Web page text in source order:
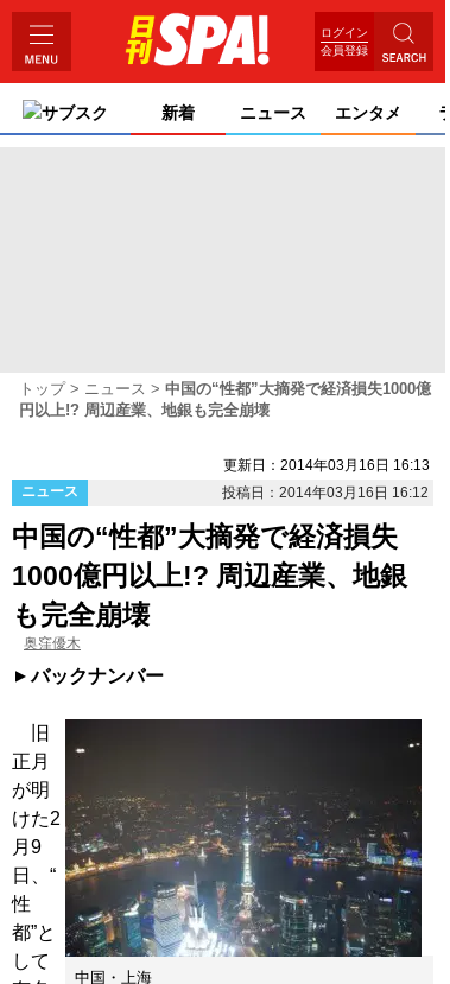
ログイン
会員登録
サブスク 新着 ニュース エンタメ
トップ ニュース
中国の“性都”大摘発で経済損失1000億
円以上!? 周辺産業、地銀も完全崩壊
更新日：2014年03月16日 16:13
ニュース
投稿日：2014年03月16日 16:12
中国の“性都”大摘発で経済損失
1000億円以上!? 周辺産業、地銀
も完全崩壊
奥窪優木
バックナンバー
中国・上海
旧
正月
が明
けた2
月9
日、“
性
都”と
して